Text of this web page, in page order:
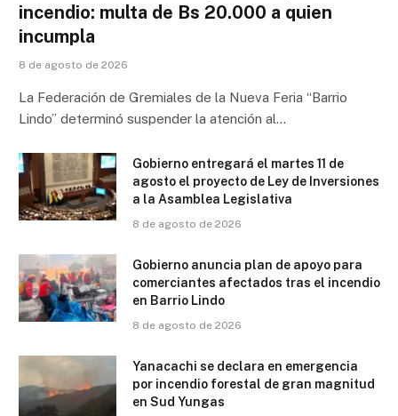
incendio: multa de Bs 20.000 a quien
incumpla
8 de agosto de 2026
La Federación de Gremiales de la Nueva Feria “Barrio
Lindo” determinó suspender la atención al…
Gobierno entregará el martes 11 de
agosto el proyecto de Ley de Inversiones
a la Asamblea Legislativa
8 de agosto de 2026
Gobierno anuncia plan de apoyo para
comerciantes afectados tras el incendio
en Barrio Lindo
8 de agosto de 2026
Yanacachi se declara en emergencia
por incendio forestal de gran magnitud
en Sud Yungas